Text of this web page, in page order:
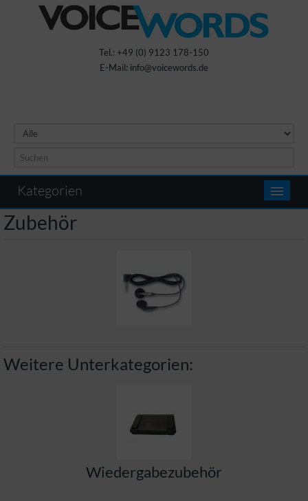
Tel.: +49 (0) 9123 178-150
E-Mail: info@voicewords.de
Kategorien
Zubehör
Weitere Unterkategorien:
Wiedergabezubehör